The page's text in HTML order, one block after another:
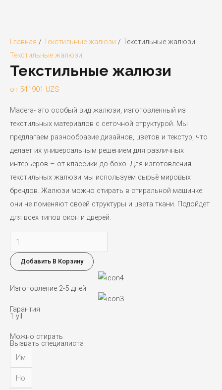
Главная / Текстильные жалюзи / Текстильные жалюзи
Текстильные жалюзи
Текстильные жалюзи
от 541901 UZS
Madera- это особый вид жалюзи, изготовленный из
текстильных материалов с сеточной структурой. Мы
предлагаем разнообразие дизайнов, цветов и текстур, что
делает их универсальным решением для различных
интерьеров – от классики до бохо. Для изготовления
текстильных жалюзи мы используем сырьё мировых
брендов. Жалюзи можно стирать в стиральной машинке:
они не поменяют своей структуры и цвета ткани. Подойдет
для всех типов окон и дверей.
Количество
товара
Текстильные
Добавить В Корзину
Изготовление 2-5 дней
Гарантия
1 yil
Можно стирать
Вызвать специалиста